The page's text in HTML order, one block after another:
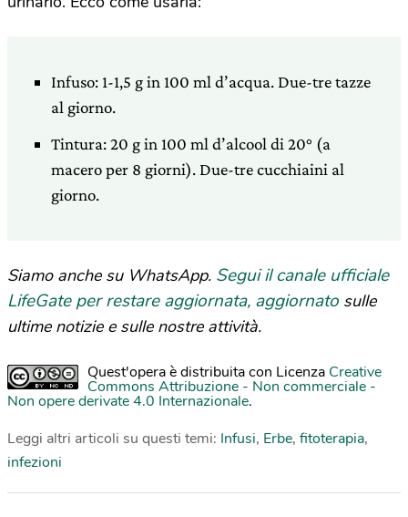
Infuso: 1-1,5 g in 100 ml d’acqua. Due-tre tazze
al giorno.
Tintura: 20 g in 100 ml d’alcool di 20° (a
macero per 8 giorni). Due-tre cucchiaini al
giorno.
Siamo anche su WhatsApp. Segui il canale ufficiale
LifeGate per restare aggiornata, aggiornato sulle
ultime notizie e sulle nostre attività.
Quest'opera è distribuita con Licenza Creative
Commons Attribuzione - Non commerciale -
Non opere derivate 4.0 Internazionale.
Leggi altri articoli su questi temi: Infusi, Erbe, fitoterapia,
infezioni